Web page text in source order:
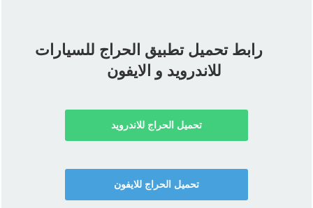
رابط تحميل تطبيق الحراج للسيارات
للاندرويد و الايفون
تحميل الحراج للاندرويد
تحميل الحراج للايفون